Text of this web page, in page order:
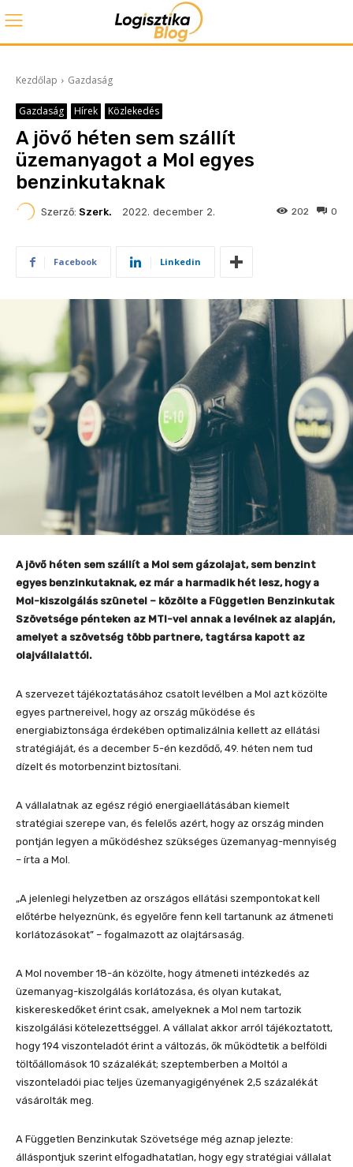
Kezdőlap Gazdaság
Gazdaság Hírek Közlekedés
A jövő héten sem szállít
üzemanyagot a Mol egyes
benzinkutaknak
Szerző: Szerk. 2022. december 2. 0
202
Facebook Linkedin
A jövő héten sem szállít a Mol sem gázolajat, sem benzint
egyes benzinkutaknak, ez már a harmadik hét lesz, hogy a
Mol-kiszolgálás szünetel – közölte a Független Benzinkutak
Szövetsége pénteken az MTI-vel annak a levélnek az alapján,
amelyet a szövetség több partnere, tagtársa kapott az
olajvállalattól.
A szervezet tájékoztatásához csatolt levélben a Mol azt közölte
egyes partnereivel, hogy az ország működése és
energiabiztonsága érdekében optimalizálnia kellett az ellátási
stratégiáját, és a december 5-én kezdődő, 49. héten nem tud
dízelt és motorbenzint biztosítani.
A vállalatnak az egész régió energiaellátásában kiemelt
stratégiai szerepe van, és felelős azért, hogy az ország minden
pontján legyen a működéshez szükséges üzemanyag-mennyiség
– írta a Mol.
„A jelenlegi helyzetben az országos ellátási szempontokat kell
előtérbe helyeznünk, és egyelőre fenn kell tartanunk az átmeneti
korlátozásokat” – fogalmazott az olajtársaság.
A Mol november 18-án közölte, hogy átmeneti intézkedés az
üzemanyag-kiszolgálás korlátozása, és olyan kutakat,
kiskereskedőket érint csak, amelyeknek a Mol nem tartozik
kiszolgálási kötelezettséggel. A vállalat akkor arról tájékoztatott,
hogy 194 viszonteladót érint a változás, ők működtetik a belföldi
töltőállomások 10 százalékát; szeptemberben a Moltól a
viszonteladói piac teljes üzemanyagigényének 2,5 százalékát
vásárolták meg.
A Független Benzinkutak Szövetsége még aznap jelezte:
álláspontjuk szerint elfogadhatatlan, hogy egy stratégiai vállalat